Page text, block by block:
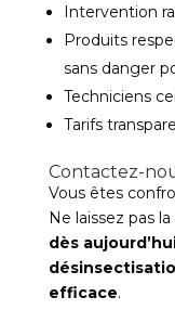
Intervention
Produits
sans danger
Techniciens
Tarifs
Contactez-
Vous êtes
Ne laissez pas
dès
efficace.